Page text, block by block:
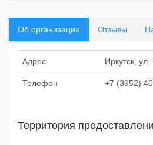
Об организации Отзывы
Адрес Иркутск,
Телефон +7 (3952)
Территория